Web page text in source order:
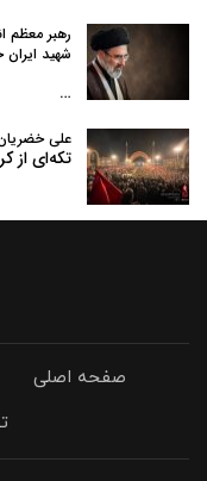
رهبر معظم
شهید
…
علی
تکه‌ای از
صفحه اصلی